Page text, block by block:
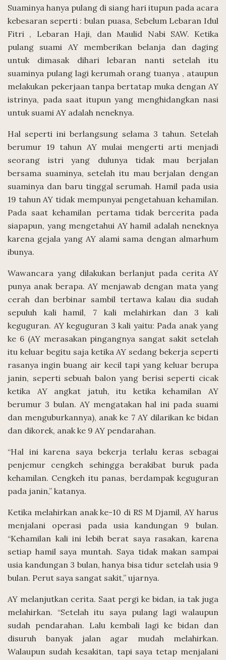
Suaminya hanya pulang di siang hari itupun pada acara
kebesaran seperti : bulan puasa, Sebelum Lebaran Idul
Fitri , Lebaran Haji, dan Maulid Nabi SAW. Ketika
pulang suami AY memberikan belanja dan daging
untuk dimasak dihari lebaran nanti setelah itu
suaminya pulang lagi kerumah orang tuanya , ataupun
melakukan pekerjaan tanpa bertatap muka dengan AY
istrinya, pada saat itupun yang menghidangkan nasi
untuk suami AY adalah neneknya.
Hal seperti ini berlangsung selama 3 tahun. Setelah
berumur 19 tahun AY mulai mengerti arti menjadi
seorang istri yang dulunya tidak mau berjalan
bersama suaminya, setelah itu mau berjalan dengan
suaminya dan baru tinggal serumah. Hamil pada usia
19 tahun AY tidak mempunyai pengetahuan kehamilan.
Pada saat kehamilan pertama tidak bercerita pada
siapapun, yang mengetahui AY hamil adalah neneknya
karena gejala yang AY alami sama dengan almarhum
ibunya.
Wawancara yang dilakukan berlanjut pada cerita AY
punya anak berapa. AY menjawab dengan mata yang
cerah dan berbinar sambil tertawa kalau dia sudah
sepuluh kali hamil, 7 kali melahirkan dan 3 kali
keguguran. AY keguguran 3 kali yaitu: Pada anak yang
ke 6 (AY merasakan pingangnya sangat sakit setelah
itu keluar begitu saja ketika AY sedang bekerja seperti
rasanya ingin buang air kecil tapi yang keluar berupa
janin, seperti sebuah balon yang berisi seperti cicak
ketika AY angkat jatuh, itu ketika kehamilan AY
berumur 3 bulan. AY mengatakan hal ini pada suami
dan menguburkannya), anak ke 7 AY dilarikan ke bidan
dan dikorek, anak ke 9 AY pendarahan.
“Hal ini karena saya bekerja terlalu keras sebagai
penjemur cengkeh sehingga berakibat buruk pada
kehamilan. Cengkeh itu panas, berdampak keguguran
pada janin,” katanya.
Ketika melahirkan anak ke-10 di RS M Djamil, AY harus
menjalani operasi pada usia kandungan 9 bulan.
“Kehamilan kali ini lebih berat saya rasakan, karena
setiap hamil saya muntah. Saya tidak makan sampai
usia kandungan 3 bulan, hanya bisa tidur setelah usia 9
bulan. Perut saya sangat sakit,” ujarnya.
AY melanjutkan cerita. Saat pergi ke bidan, ia tak juga
melahirkan. “Setelah itu saya pulang lagi walaupun
sudah pendarahan. Lalu kembali lagi ke bidan dan
disuruh banyak jalan agar mudah melahirkan.
Walaupun sudah kesakitan, tapi saya tetap menjalani